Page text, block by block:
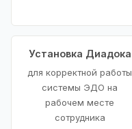
Установка Диадока
для корректной работы
системы ЭДО на
рабочем месте
сотрудника